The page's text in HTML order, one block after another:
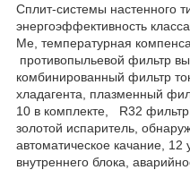
Сплит-системы настенного
энергоэффективность
Me, температурная
противопыльевой фильтр
комбинированный фильтр
хладагента, плазменный
10 в комплекте, R32 фильтр
золотой испаритель,
автоматическое качание, 12
внутреннего блока,